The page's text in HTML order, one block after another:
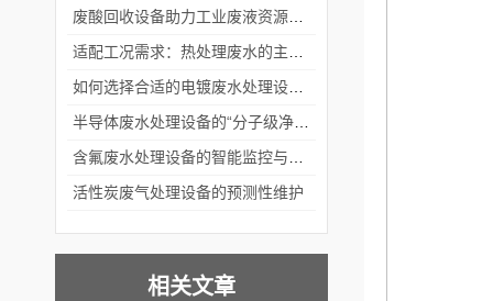
活性炭废气处理设备的预测性维护
相关文章